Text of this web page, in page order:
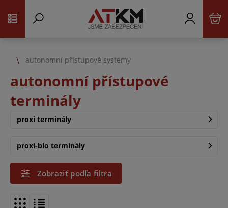
autonomní přístupové systémy
autonomní přístupové
terminály
proxi terminály
proxi-bio terminály
Zobraziť podľa filtra